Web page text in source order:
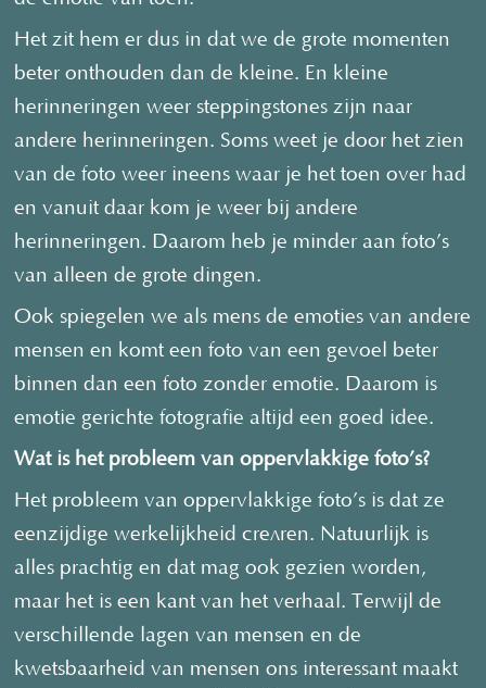
Het zit hem er dus in dat we de grote momenten
beter onthouden dan de kleine. En kleine
herinneringen weer steppingstones zijn naar
andere herinneringen. Soms weet je door het zien
van de foto weer ineens waar je het toen over had
en vanuit daar kom je weer bij andere
herinneringen. Daarom heb je minder aan foto’s
van alleen de grote dingen.
Ook spiegelen we als mens de emoties van andere
mensen en komt een foto van een gevoel beter
binnen dan een foto zonder emotie. Daarom is
emotie gerichte fotografie altijd een goed idee.
Wat is het probleem van oppervlakkige foto’s?
Het probleem van oppervlakkige foto’s is dat ze
eenzijdige werkelijkheid creëren. Natuurlijk is
alles prachtig en dat mag ook gezien worden,
maar het is een kant van het verhaal. Terwijl de
verschillende lagen van mensen en de
kwetsbaarheid van mensen ons interessant maakt